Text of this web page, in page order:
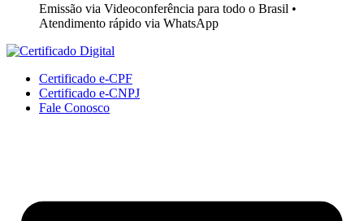
Emissão via Videoconferência para todo o Brasil •
Atendimento rápido via WhatsApp
Certificado e-CPF
Certificado e-CNPJ
Fale Conosco